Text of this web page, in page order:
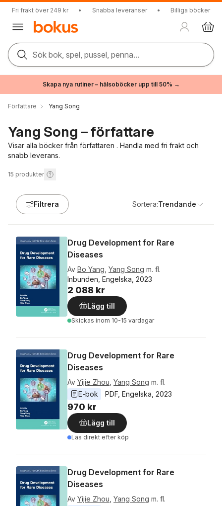
Fri frakt över 249 kr • Snabba leveranser • Billiga böcker
Sök bok, spel, pussel, penna...
Skapa nya rutiner – hälsoböcker upp till 50% →
Författare Yang Song
Yang Song – författare
Visar alla böcker från författaren . Handla med fri frakt och
snabb leverans.
15 produkter
Filtrera Sortera:Trendande
Drug Development for Rare
Diseases
Av Bo Yang Yang Song m. fl.
Inbunden, Engelska, 2023
2 088 kr
Lägg till
Skickas inom 10-15 vardagar
Drug Development for Rare
Diseases
Av Yijie Zhou Yang Song m. fl.
E-bok
PDF Engelska 2023
970 kr
Lägg till
Läs direkt efter köp
Drug Development for Rare
Diseases
Av Yijie Zhou Yang Song m. fl.